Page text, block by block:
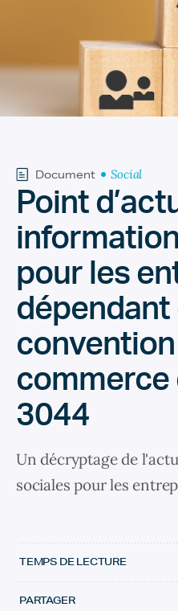
Document Social
Point
pour les
dépendant
commerce
3044
Un décryptage de
sociales pour les
TEMPS DE LECTURE
PARTAGER